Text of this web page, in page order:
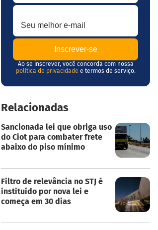
Seu melhor e-mail
Ao se inscrever, você concorda com nossa
política de privacidade e termos de serviço.
Relacionadas
Sancionada lei que obriga uso
do Ciot para combater frete
abaixo do piso mínimo
Filtro de relevância no STJ é
instituído por nova lei e
começa em 30 dias